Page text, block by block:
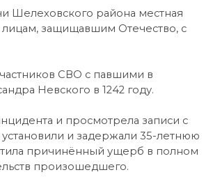
Шелеховского района местная
защищавшим Отечество, с
СВО с павшими в
Невского в 1242 году.
и просмотрела записи с
и задержали 35-летнюю
причинённый ущерб в полном
произошедшего.